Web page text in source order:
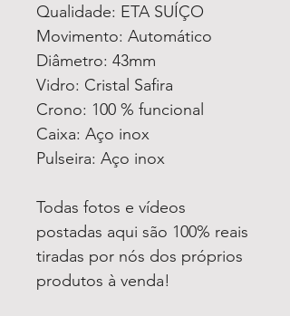
Qualidade: ETA SUÍÇO
Movimento: Automático
Diâmetro: 43mm
Vidro: Cristal Safira
Crono: 100 % funcional
Caixa: Aço inox
Pulseira: Aço inox
Todas fotos e vídeos
postadas aqui são 100% reais
tiradas por nós dos próprios
produtos à venda!